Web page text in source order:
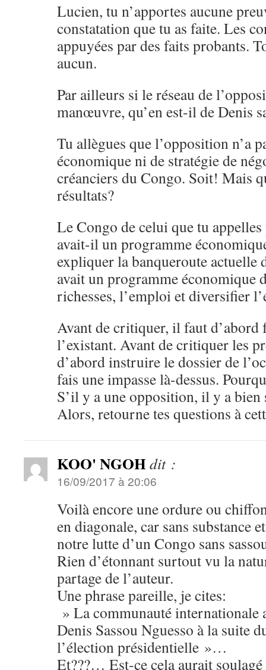
Lucien, tu n’apportes aucune
constatation que tu as faite. Les
appuyées par des faits probants.
aucun.
Par ailleurs si le réseau de
manœuvre, qu’en est-il de Denis
Tu allègues que l’opposition n’a
économique ni de stratégie de
créanciers du Congo. Soit! Mais
résultats?
Le Congo de celui que tu appelles
avait-il un programme
expliquer la banqueroute actuelle
avait un programme économique
richesses, l’emploi et diversifier
Avant de critiquer, il faut d’abord
l’existant. Avant de critiquer les
d’abord instruire le dossier de
fais une impasse là-dessus.
S’il y a une opposition, il y a
Alors, retourne tes questions à
KOO' NGOHdit :
16/09/2017 à 20:06
Voilà encore une ordure ou
en diagonale, car sans substance
notre lutte d’un Congo sans
Rien d’étonnant surtout vu la
partage de l’auteur.
Une phrase pareille, je cites:
» La communauté internationale
Denis Sassou Nguesso à la suite
l’élection présidentielle »…
Et???… Est-ce cela aurait